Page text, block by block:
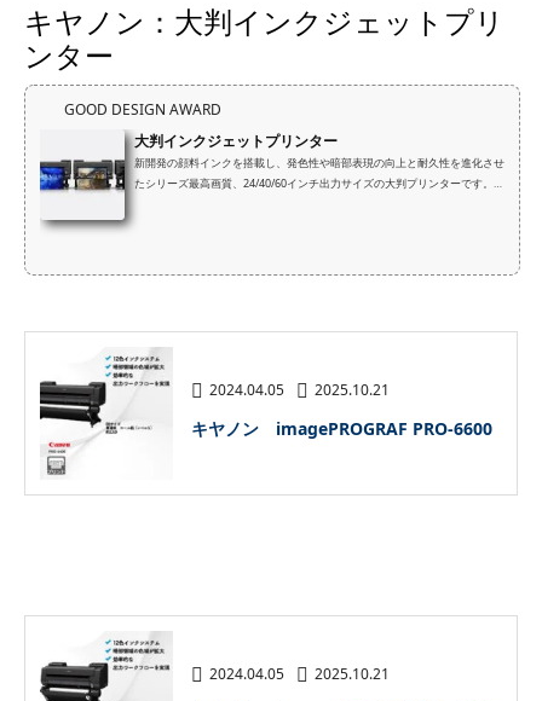
キヤノン：大判インクジェットプリ
ンター
GOOD DESIGN AWARD
大判インクジェットプリンター
新開発の顔料インクを搭載し、発色性や暗部表現の向上と耐久性を進化させ
たシリーズ最高画質、24/40/60インチ出力サイズの大判プリンターです。写
2024.04.05 2025.10.21
キヤノン imagePROGRAF PRO-6600
2024.04.05 2025.10.21